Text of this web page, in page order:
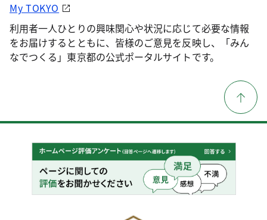
My TOKYO
利用者一人ひとりの興味関心や状況に応じて必要な情報
をお届けするとともに、皆様のご意見を反映し、「みん
なでつくる」東京都の公式ポータルサイトです。